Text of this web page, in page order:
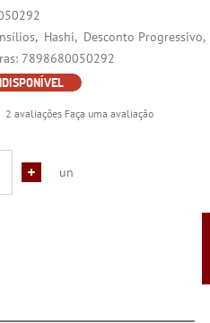
Hashi Desconto Progressivo
7898680050292
2 avaliações Faça uma avaliação
un